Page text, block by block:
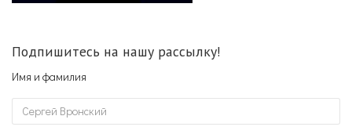
Подпишитесь на нашу рассылку!
Имя и фамилия